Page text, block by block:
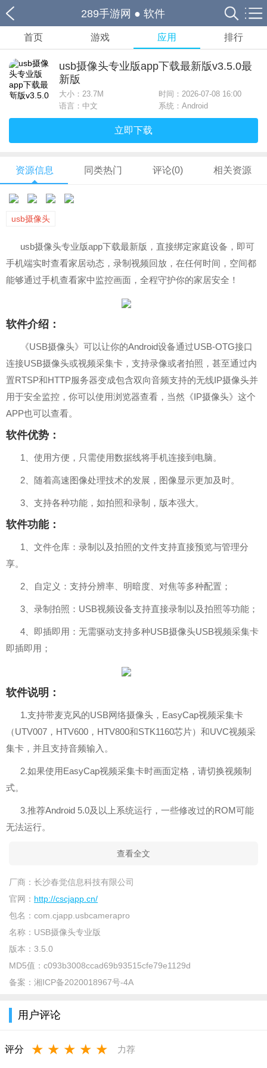
289手游网 ● 软件
首页 游戏 应用 排行
usb摄像头专业版app下载最新版v3.5.0最
新版
大小： 23.7M
时间：2026-07-08 16:00
语言：中文
系统：Android
立即下载
资源信息 同类热门 评论(0) 相关资源
usb摄像头
usb摄像头专业版app下载最新版，直接绑定家庭设备，即可
手机端实时查看家居动态，录制视频回放，在任何时间，空间都
能够通过手机查看家中监控画面，全程守护你的家居安全！
软件介绍：
《USB摄像头》可以让你的Android设备通过USB-OTG接口
连接USB摄像头或视频采集卡，支持录像或者拍照，甚至通过内
置RTSP和HTTP服务器变成包含双向音频支持的无线IP摄像头并
用于安全监控，你可以使用浏览器查看，当然《IP摄像头》这个
APP也可以查看。
软件优势：
1、使用方便，只需使用数据线将手机连接到电脑。
2、随着高速图像处理技术的发展，图像显示更加及时。
3、支持各种功能，如拍照和录制，版本强大。
软件功能：
1、文件仓库：录制以及拍照的文件支持直接预览与管理分
享。
2、自定义：支持分辨率、明暗度、对焦等多种配置；
3、录制拍照：USB视频设备支持直接录制以及拍照等功能；
4、即插即用：无需驱动支持多种USB摄像头USB视频采集卡
即插即用；
软件说明：
1.支持带麦克风的USB网络摄像头，EasyCap视频采集卡
（UTV007，HTV600，HTV800和STK1160芯片）和UVC视频采
集卡，并且支持音频输入。
2.如果使用EasyCap视频采集卡时画面定格，请切换视频制
式。
3.推荐Android 5.0及以上系统运行，一些修改过的ROM可能
无法运行。
查看全文
厂商： 长沙春觉信息科技有限公司
官网： http://cscjapp.cn/
包名： com.cjapp.usbcamerapro
名称： USB摄像头专业版
版本： 3.5.0
MD5值： c093b3008ccad69b93515cfe79e1129d
备案： 湘ICP备2020018967号-4A
用户评论
评分 ★ ★ ★ ★ ★ 力荐